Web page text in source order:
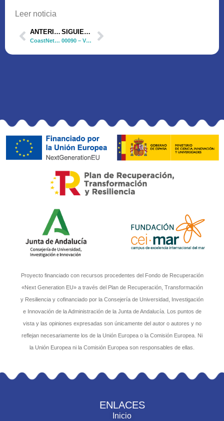
Leer noticia
ANTERIOR
CoastNet 00009 – Noticia Portal de Cádiz
SIGUIENTE
00090 – Video divulgativo
Proyecto financiado con recursos procedentes del Fondo de Recuperación
«Next Generation EU» a través del Plan de Recuperación, Transformación
y Resiliencia y cofinanciado por la Consejería de Universidad, Investigación
e Innovación de la Administración de la Junta de Andalucía. Los puntos de
vista y las opiniones expresadas son únicamente del autor o autores y no
reflejan necesariamente los de la Unión Europea o la Comisión Europea. Ni
la Unión Europea ni la Comisión Europea son responsables de ellas.
ENLACES
Inicio